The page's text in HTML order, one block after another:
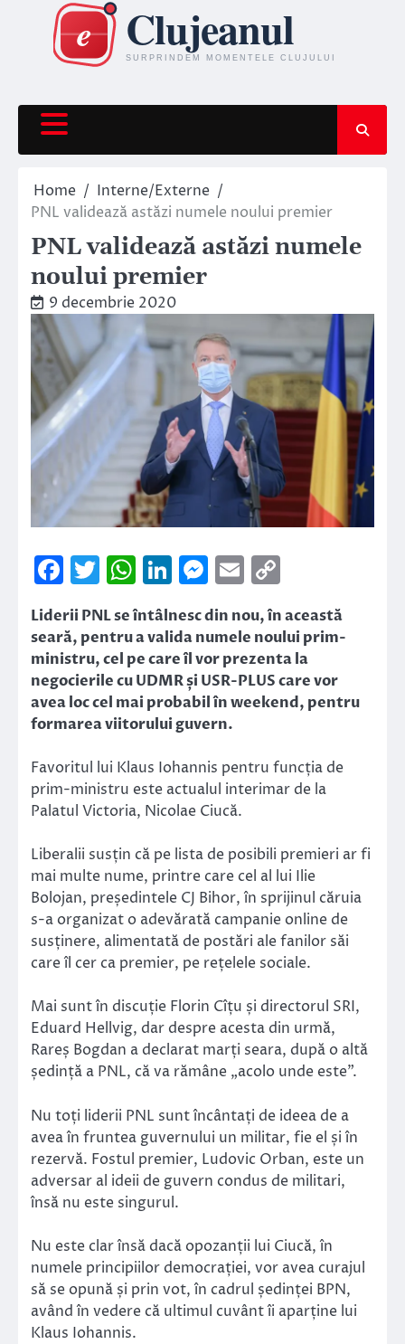
content
Home
Interne/Externe
PNL validează astăzi numele noului premier
PNL validează astăzi numele
noului premier
9 decembrie 2020
Facebook
Twitter
WhatsApp
LinkedIn
Messenger
Email
Link
Liderii PNL se întâlnesc din nou, în această
seară, pentru a valida numele noului prim-
ministru, cel pe care îl vor prezenta la
negocierile cu UDMR și USR-PLUS care vor
avea loc cel mai probabil în weekend, pentru
formarea viitorului guvern.
Favoritul lui Klaus Iohannis pentru funcția de
prim-ministru este actualul interimar de la
Palatul Victoria, Nicolae Ciucă.
Liberalii susțin că pe lista de posibili premieri ar fi
mai multe nume, printre care cel al lui Ilie
Bolojan, președintele CJ Bihor, în sprijinul căruia
s-a organizat o adevărată campanie online de
susținere, alimentată de postări ale fanilor săi
care îl cer ca premier, pe rețelele sociale.
Mai sunt în discuție Florin Cîțu și directorul SRI,
Eduard Hellvig, dar despre acesta din urmă,
Rareș Bogdan a declarat marți seara, după o altă
ședință a PNL, că va rămâne „acolo unde este”.
Nu toți liderii PNL sunt încântați de ideea de a
avea în fruntea guvernului un militar, fie el și în
rezervă. Fostul premier, Ludovic Orban, este un
adversar al ideii de guvern condus de militari,
însă nu este singurul.
Nu este clar însă dacă opozanții lui Ciucă, în
numele principiilor democrației, vor avea curajul
să se opună și prin vot, în cadrul ședinței BPN,
având în vedere că ultimul cuvânt îi aparține lui
Klaus Iohannis.